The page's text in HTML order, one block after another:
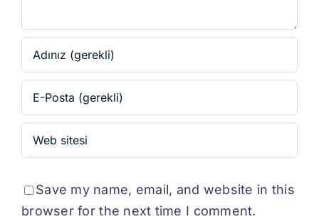
Save my name, email, and website in this
browser for the next time I comment.